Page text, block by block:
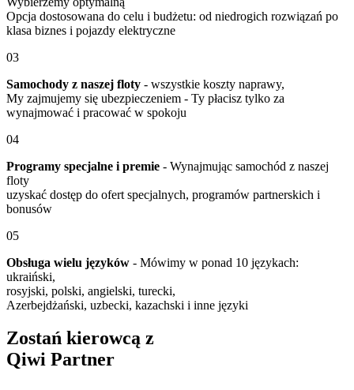
Opcja dostosowana do celu i budżetu: od niedrogich rozwiązań po
klasa biznes i pojazdy elektryczne
03
Samochody z naszej floty - wszystkie koszty naprawy,
My zajmujemy się ubezpieczeniem - Ty płacisz tylko za
wynajmować i pracować w spokoju
04
Programy specjalne i premie - Wynajmując samochód z naszej
floty
uzyskać dostęp do ofert specjalnych, programów partnerskich i
bonusów
05
Obsługa wielu języków - Mówimy w ponad 10 językach:
ukraiński,
rosyjski, polski, angielski, turecki,
Azerbejdżański, uzbecki, kazachski i inne języki
Zostań kierowcą z
Qiwi Partner